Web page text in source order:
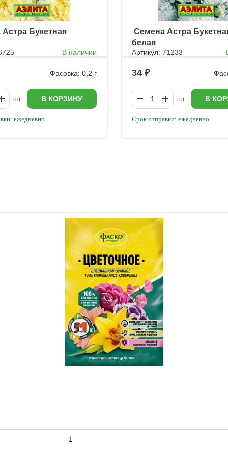
Астра Букетная
В наличии
Фасовка: 0,2 г
шт. В КОРЗИНУ
ежедневно
ㅤ Семена Астра
белая
Артикул: 71233
34
шт. В
Срок отправки: ежедневно